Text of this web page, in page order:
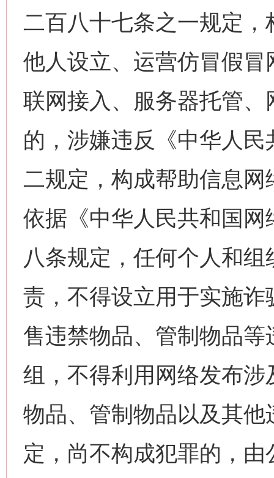
二百八十七条之一规定
他人设立、运营仿冒假
联网接入、服务器托管
的，涉嫌违反《中华人
二规定，构成帮助信息网
依据《中华人民共和国
八条规定，任何个人和
责，不得设立用于实施
售违禁物品、管制物品
组，不得利用网络发布
物品、管制物品以及其
定，尚不构成犯罪的，